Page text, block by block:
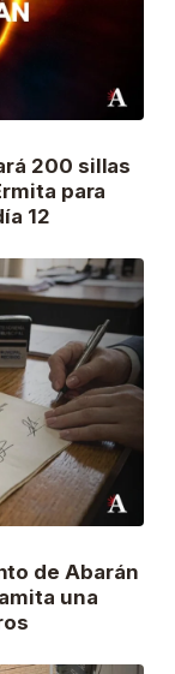
200 sillas
para
12
de Abarán
una